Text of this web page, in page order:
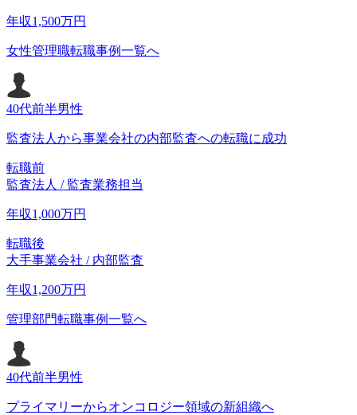
年収1,500万円
女性管理職転職事例一覧へ
40代前半男性
監査法人から事業会社の内部監査への転職に成功
転職前
監査法人 / 監査業務担当
年収1,000万円
転職後
大手事業会社 / 内部監査
年収1,200万円
管理部門転職事例一覧へ
40代前半男性
プライマリーからオンコロジー領域の新組織へ